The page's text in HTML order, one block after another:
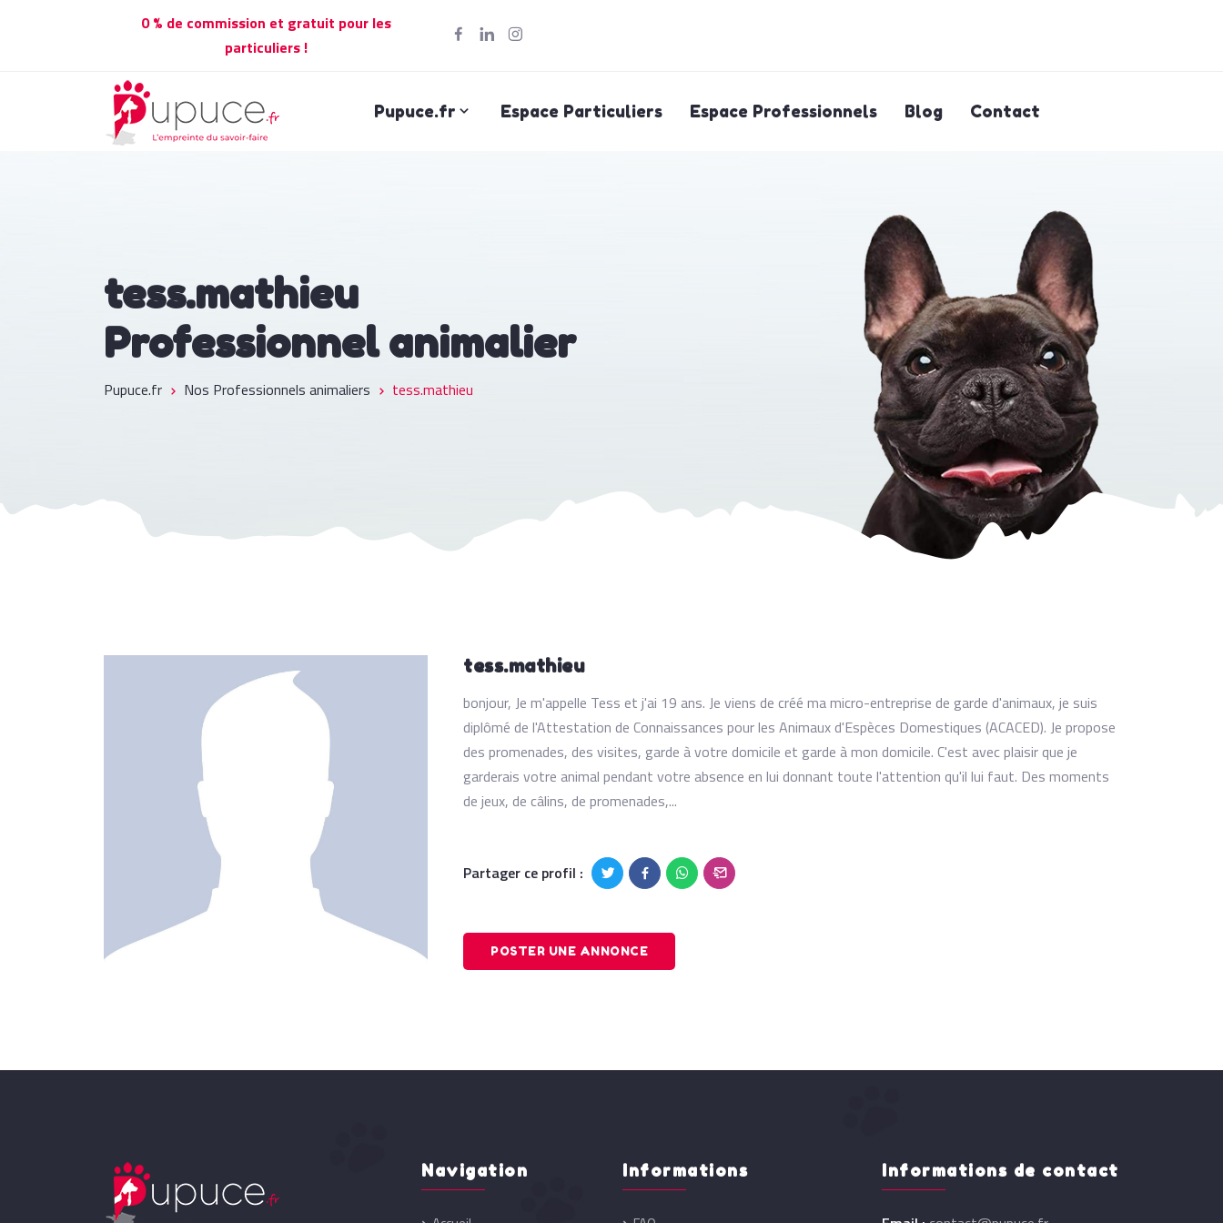
0 % de commission et gratuit pour les
particuliers !
Pupuce.fr Espace Particuliers Espace Professionnels Blog Contact
tess.mathieu
Professionnel animalier
Pupuce.fr Nos Professionnels animaliers tess.mathieu
tess.mathieu
bonjour, Je m'appelle Tess et j'ai 19 ans. Je viens de créé ma micro-entreprise de garde d'animaux, je suis
diplômé de l'Attestation de Connaissances pour les Animaux d'Espèces Domestiques (ACACED). Je propose
des promenades, des visites, garde à votre domicile et garde à mon domicile. C'est avec plaisir que je
garderais votre animal pendant votre absence en lui donnant toute l'attention qu'il lui faut. Des moments
de jeux, de câlins, de promenades,...
Partager ce profil :
POSTER UNE ANNONCE
Navigation Informations Informations de contact